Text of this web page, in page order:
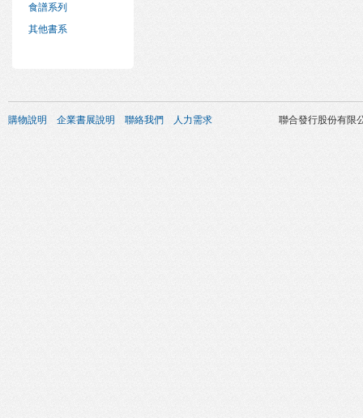
食譜系列
其他書系
購物說明 企業書展說明 聯絡我們 人力需求 聯合發行股份有限